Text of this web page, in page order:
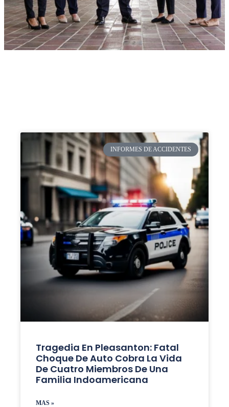
INFORMES DE ACCIDENTES
Tragedia En Pleasanton: Fatal
Choque De Auto Cobra La Vida
De Cuatro Miembros De Una
Familia Indoamericana
MAS »